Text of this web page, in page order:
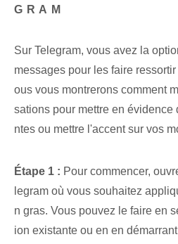
GRAM
Sur Telegram, vous avez la
messages pour les faire
ous vous montrerons comment
sations pour mettre en évidence
ntes ou mettre l'accent sur vos
Étape 1 :⁤ ⁤Pour commencer,
legram où vous souhaitez⁢
n gras. Vous pouvez le faire en
ion existante ou en en